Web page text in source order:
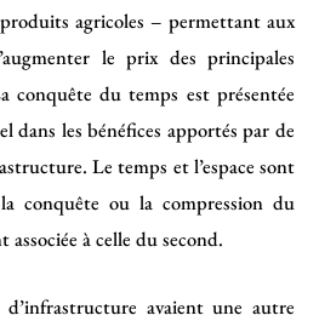
agricoles – permettant aux
le prix des principales
conquête du temps est présentée
dans les bénéfices apportés par de
Le temps et l’espace sont
conquête ou la compression du
à celle du second.
avaient une autre